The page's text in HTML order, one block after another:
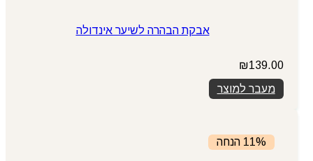
אבקת הבהרה לשיער אינדולה
₪139.00
מעבר למוצר
11% הנחה